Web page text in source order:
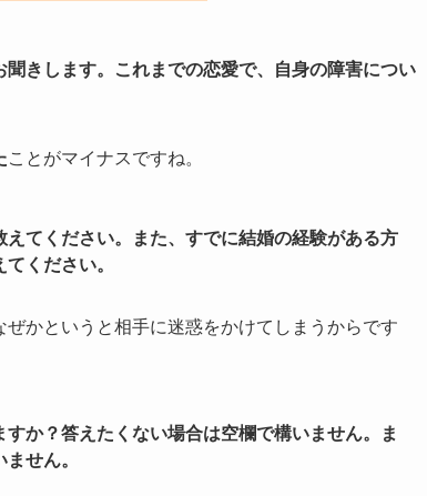
きします。これまでの恋愛で、自身の障害につい
ことがマイナスですね。
てください。また、すでに結婚の経験がある方
ください。
ぜかというと相手に迷惑をかけてしまうからです
か？答えたくない場合は空欄で構いません。ま
せん。